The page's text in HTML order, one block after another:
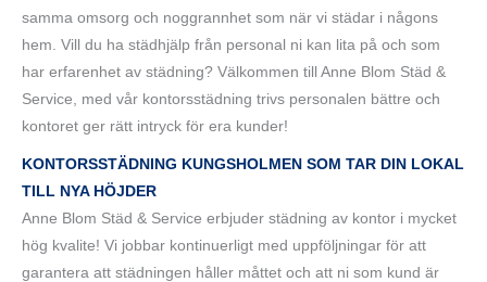
samma omsorg och noggrannhet som när vi städar i någons
hem. Vill du ha städhjälp från personal ni kan lita på och som
har erfarenhet av städning? Välkommen till Anne Blom Städ &
Service, med vår kontorsstädning trivs personalen bättre och
kontoret ger rätt intryck för era kunder!
KONTORSSTÄDNING KUNGSHOLMEN SOM TAR DIN LOKAL
TILL NYA HÖJDER
Anne Blom Städ & Service erbjuder städning av kontor i mycket
hög kvalite! Vi jobbar kontinuerligt med uppföljningar för att
garantera att städningen håller måttet och att ni som kund är